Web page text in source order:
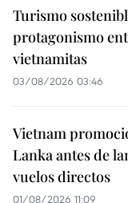
Turismo
protagonismo
vietnamitas
03/08/2026 03:46
Vietnam
Lanka antes de
vuelos directos
01/08/2026 11:09